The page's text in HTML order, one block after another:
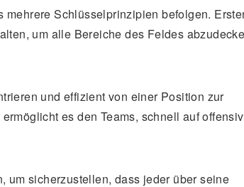
Schlüsselprinzipien befolgen.
um alle Bereiche des Feldes
und effizient von einer Position zur
es den Teams, schnell auf
um sicherzustellen, dass jeder über seine